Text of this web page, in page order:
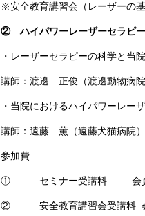
※安全教育講習会（レーザーの
② ハイパワーレーザーセラピ
・レーザーセラピーの科学と当
講師：渡邊 正俊（渡邊動物病院
・当院におけるハイパワーレー
講師：遠藤 薫（遠藤犬猫病院
参加費
① セミナー受講料 会員
② 安全教育講習会受講料 会